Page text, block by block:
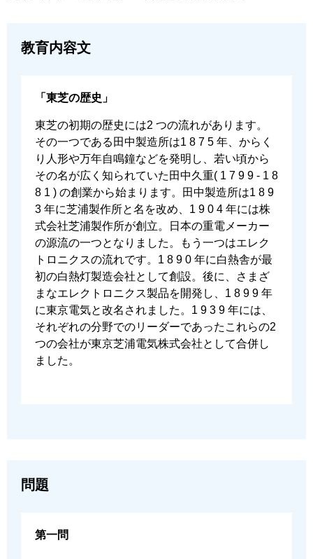
教育内容⽂
「東芝の歴史」
東芝の初期の歴史には2 つの流れがあります。
その⼀つである⽥中製造所は1 8 7 5 年、からく
り⼈形や万年⾃鳴鐘などを発明し、若い頃から
その名が広く知られていた⽥中久重( 1 7 9 9 - 1 8
8 1 ) の創業から始まります。⽥中製造所は1 8 9
3 年に芝浦製作所と名を改め、1 9 0 4 年には株
式会社芝浦製作所が創⽴。⽇本の重電メーカー
の源流の⼀つとなりました。もう⼀つはエレク
トロニクスの流れです。1 8 9 0 年に⽩熱舎が最
初の⽩熱灯製造会社として創設。後に、さまざ
まなエレクトロニクス製品を開発し、1 8 9 9 年
に東京電気と改名されました。1 9 3 9 年には、
それぞれの分野でのリーダーであったこれらの2
つの会社が東京芝浦電気株式会社として合併し
ました。
問題
第一問